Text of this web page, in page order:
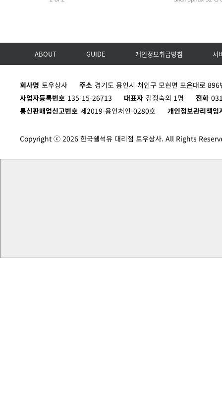
ABOUT GUIDE 개인정보취급방침 서
회사명 토우상사 주소 경기도 용인시 처인구 모현면 포은대로
사업자등록번호 135-15-26713 대표자 김정숙외 1명 전화
통신판매업신고번호 제2019-용인처인-0280호 개인정보관리책임
Copyright ⓒ 2026 한국쉘석유 대리점 토우상사. All Rights